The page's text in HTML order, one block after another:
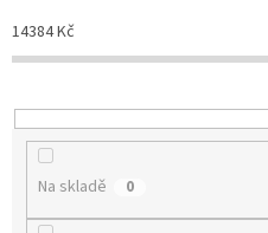
o
d
k
t
14384Kč
Na skladě 0